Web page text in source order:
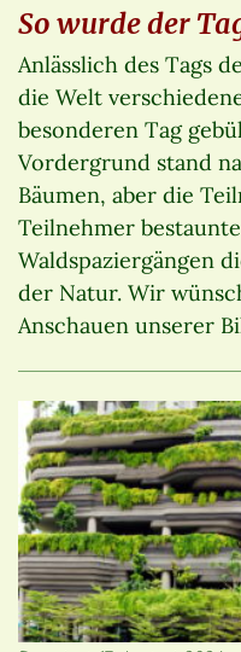
So wurde der
Anlässlich des Tags
die Welt
besonderen Tag
Vordergrund stand
Bäumen, aber die
Teilnehmer
Waldspaziergängen
der Natur. Wir
Anschauen unserer